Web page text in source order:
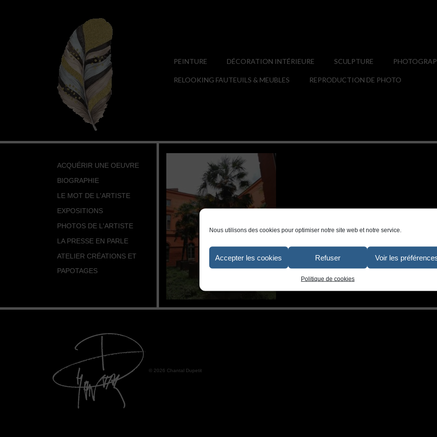
Nous utilisons des cookies pour optimiser notre site web et notre service.
Accepter les cookies Refuser Voir les
Politique de cookies
PEINTURE DÉCORATION INTÉRIEURE SCULPTURE
RELOOKING FAUTEUILS & MEUBLES REPRODUCTION DE PHOTO
ACQUÉRIR UNE OEUVRE
BIOGRAPHIE
LE MOT DE L'ARTISTE
EXPOSITIONS
PHOTOS DE L'ARTISTE
LA PRESSE EN PARLE
ATELIER CRÉATIONS ET
PAPOTAGES
© 2026 Chantal Dupetit